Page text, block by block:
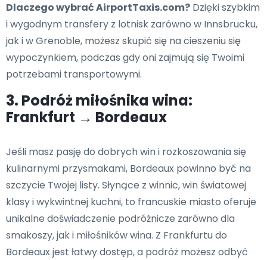
Dlaczego wybrać AirportTaxis.com? Dzięki szybkim
i wygodnym transfery z lotnisk zarówno w Innsbrucku,
jak i w Grenoble, możesz skupić się na cieszeniu się
wypoczynkiem, podczas gdy oni zajmują się Twoimi
potrzebami transportowymi.
3. Podróż miłośnika wina:
Frankfurt → Bordeaux
Jeśli masz pasję do dobrych win i rozkoszowania się
kulinarnymi przysmakami, Bordeaux powinno być na
szczycie Twojej listy. Słynące z winnic, win światowej
klasy i wykwintnej kuchni, to francuskie miasto oferuje
unikalne doświadczenie podróżnicze zarówno dla
smakoszy, jak i miłośników wina. Z Frankfurtu do
Bordeaux jest łatwy dostęp, a podróż możesz odbyć